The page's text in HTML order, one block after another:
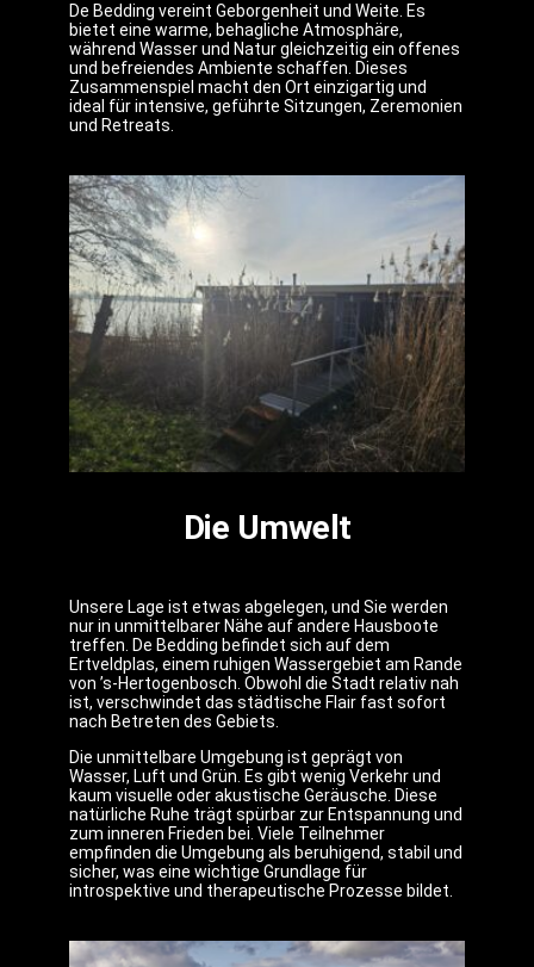
De Bedding vereint Geborgenheit und Weite. Es
bietet eine warme, behagliche Atmosphäre,
während Wasser und Natur gleichzeitig ein offenes
und befreiendes Ambiente schaffen. Dieses
Zusammenspiel macht den Ort einzigartig und
ideal für intensive, geführte Sitzungen, Zeremonien
und Retreats.
Die Umwelt
Unsere Lage ist etwas abgelegen, und Sie werden
nur in unmittelbarer Nähe auf andere Hausboote
treffen. De Bedding befindet sich auf dem
Ertveldplas, einem ruhigen Wassergebiet am Rande
von ’s-Hertogenbosch. Obwohl die Stadt relativ nah
ist, verschwindet das städtische Flair fast sofort
nach Betreten des Gebiets.
Die unmittelbare Umgebung ist geprägt von
Wasser, Luft und Grün. Es gibt wenig Verkehr und
kaum visuelle oder akustische Geräusche. Diese
natürliche Ruhe trägt spürbar zur Entspannung und
zum inneren Frieden bei. Viele Teilnehmer
empfinden die Umgebung als beruhigend, stabil und
sicher, was eine wichtige Grundlage für
introspektive und therapeutische Prozesse bildet.